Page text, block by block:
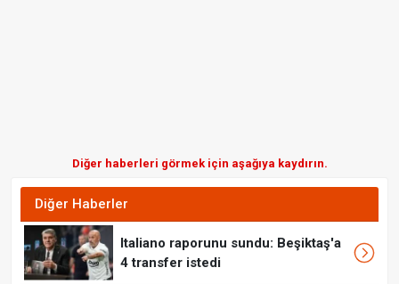
Diğer haberleri görmek için aşağıya kaydırın.
Diğer Haberler
Italiano raporunu sundu: Beşiktaş'a
4 transfer istedi